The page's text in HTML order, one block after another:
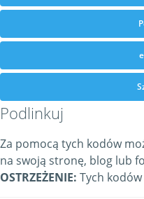
Podlinkuj
Za pomocą tych kodów
na swoją stronę, blog lub
OSTRZEŻENIE: Tych